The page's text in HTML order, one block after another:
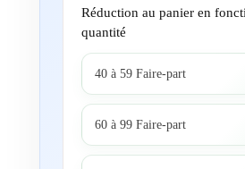
Réduction au panier en
quantité
40 à 59 Faire-part
60 à 99 Faire-part